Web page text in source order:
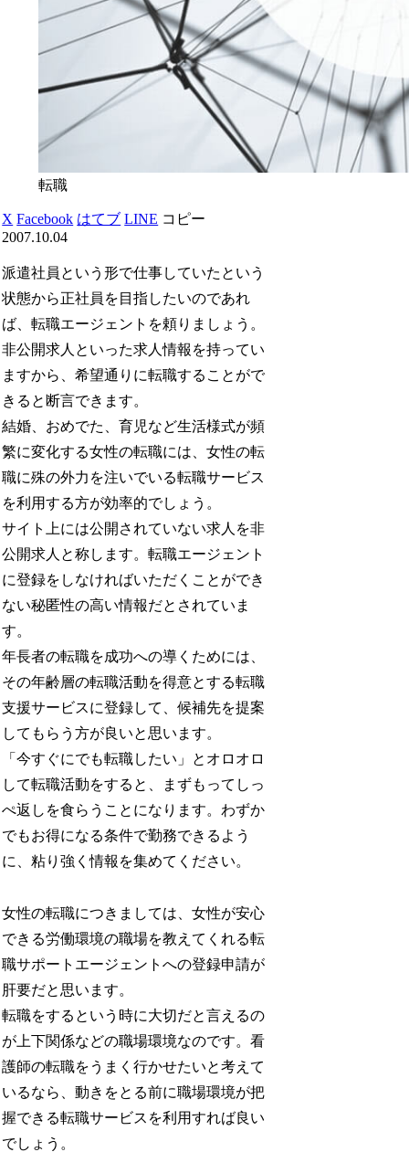
転職
X Facebook はてブ LINE コピー
2007.10.04
派遣社員という形で仕事していたという
状態から正社員を目指したいのであれ
ば、転職エージェントを頼りましょう。
非公開求人といった求人情報を持ってい
ますから、希望通りに転職することがで
きると断言できます。
結婚、おめでた、育児など生活様式が頻
繁に変化する女性の転職には、女性の転
職に殊の外力を注いでいる転職サービス
を利用する方が効率的でしょう。
サイト上には公開されていない求人を非
公開求人と称します。転職エージェント
に登録をしなければいただくことができ
ない秘匿性の高い情報だとされていま
す。
年長者の転職を成功への導くためには、
その年齢層の転職活動を得意とする転職
支援サービスに登録して、候補先を提案
してもらう方が良いと思います。
「今すぐにでも転職したい」とオロオロ
して転職活動をすると、まずもってしっ
ぺ返しを食らうことになります。わずか
でもお得になる条件で勤務できるよう
に、粘り強く情報を集めてください。
女性の転職につきましては、女性が安心
できる労働環境の職場を教えてくれる転
職サポートエージェントへの登録申請が
肝要だと思います。
転職をするという時に大切だと言えるの
が上下関係などの職場環境なのです。看
護師の転職をうまく行かせたいと考えて
いるなら、動きをとる前に職場環境が把
握できる転職サービスを利用すれば良い
でしょう。